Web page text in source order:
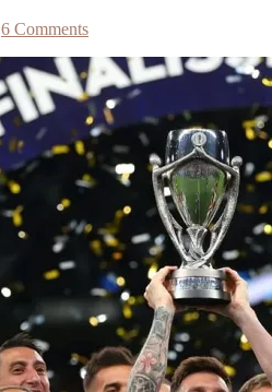
6 Comments